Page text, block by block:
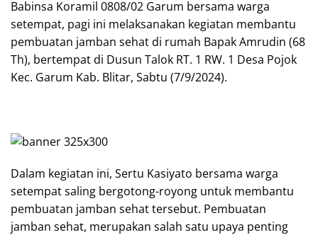
Babinsa Koramil 0808/02 Garum bersama warga
setempat, pagi ini melaksanakan kegiatan membantu
pembuatan jamban sehat di rumah Bapak Amrudin (68
Th), bertempat di Dusun Talok RT. 1 RW. 1 Desa Pojok
Kec. Garum Kab. Blitar, Sabtu (7/9/2024).
Dalam kegiatan ini, Sertu Kasiyato bersama warga
setempat saling bergotong-royong untuk membantu
pembuatan jamban sehat tersebut. Pembuatan
jamban sehat, merupakan salah satu upaya penting